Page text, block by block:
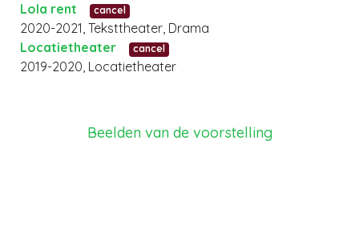
Lola rent
cancel
2020-2021, Teksttheater, Drama
Locatietheater
cancel
2019-2020, Locatietheater
Beelden van de voorstelling